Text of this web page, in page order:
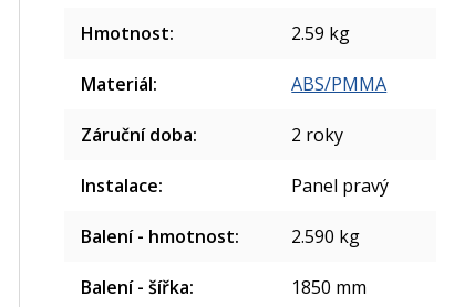
Hmotnost: 2.59 kg
Materiál: ABS/PMMA
Záruční doba: 2 roky
Instalace: Panel pravý
Balení - hmotnost: 2.590 kg
Balení - šířka: 1850 mm